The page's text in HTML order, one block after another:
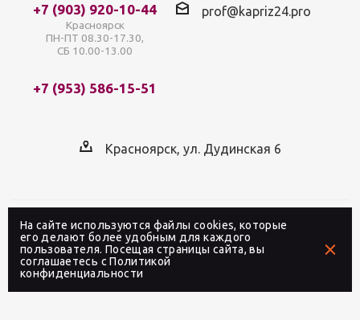
На сайте используются файлы cookies, которые
его делают более удобным для каждого
пользователя. Посещая страницы сайта, вы
соглашаетесь сПолитикой
конфиденциальности
+7 (903) 920-10-44
Красноярск
ПН-ПТ 08.30-17.30,
СБ 10.00-13.00
+7 (953) 586-15-51
prof@kapriz24.pro
Красноярск, ул. Дудинская 6
2026 © Интернет-магазин профессиональной
косметики «Каприз» в Красноярске